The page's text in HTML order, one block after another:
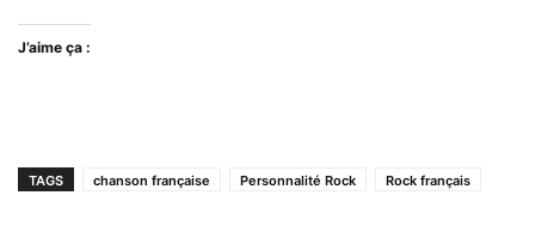
J’aime ça :
TAGS chanson française Personnalité Rock Rock français